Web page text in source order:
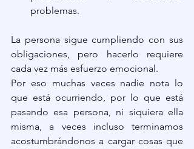
problemas.
La persona sigue cumpliendo con sus
obligaciones, pero hacerlo requiere
cada vez más esfuerzo emocional.
Por eso muchas veces nadie nota lo
que está ocurriendo, por lo que está
pasando esa persona, ni siquiera ella
misma, a veces incluso terminamos
acostumbrándonos a cargar cosas que